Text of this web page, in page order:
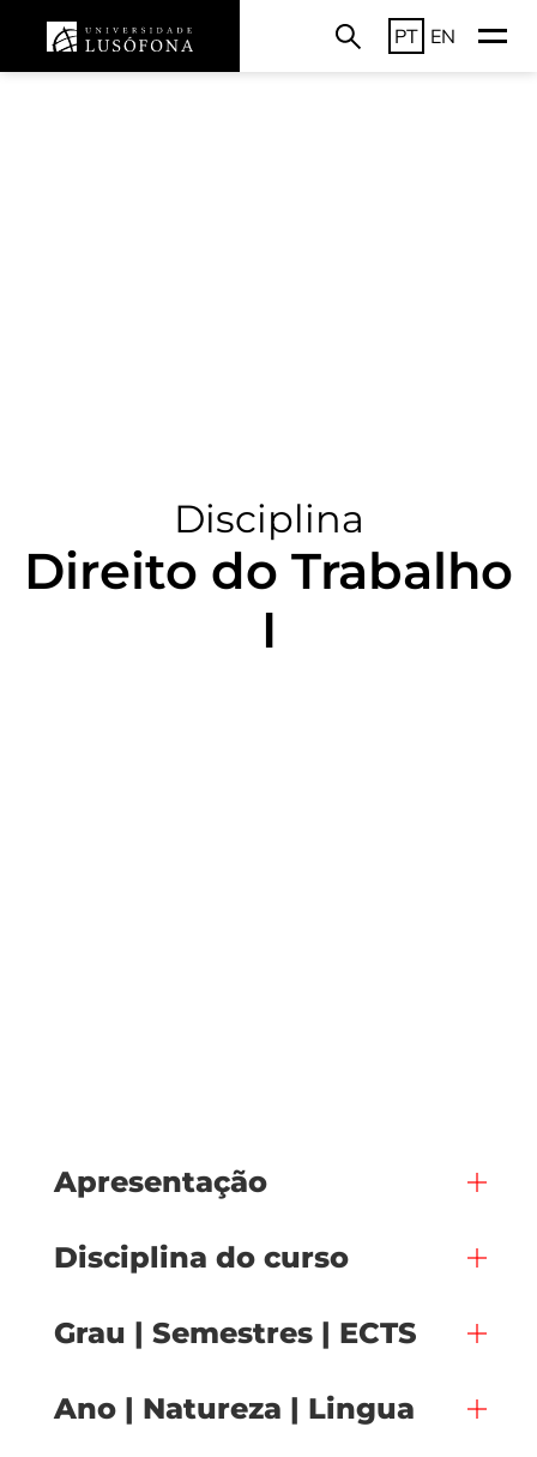
PT EN
Disciplina
Direito do Trabalho
I
Apresentação
Disciplina do curso
Grau | Semestres | ECTS
Ano | Natureza | Lingua